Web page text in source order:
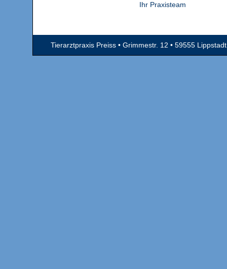
Ihr Praxisteam
Tierarztpraxis Preiss • Grimmestr. 12 • 59555